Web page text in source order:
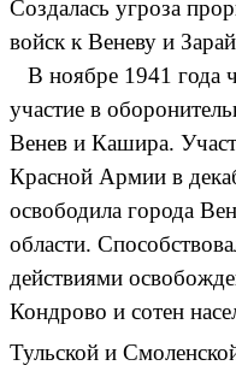
Создалась угроза
войск к Веневу и
В ноябре 1941 года
участие в
Венев и Кашира.
Красной Армии в
освободила города
области.
действиями
Кондрово и сотен
Тульской и